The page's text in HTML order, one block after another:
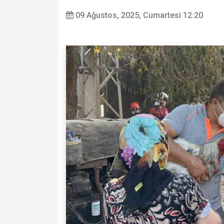
09 Ağustos, 2025, Cumartesi 12:20